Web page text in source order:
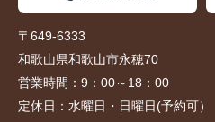
〒649-6333
和歌山県和歌山市永穂70
営業時間： 9：00～18：00
定休日： 水曜日・日曜日(予約可）